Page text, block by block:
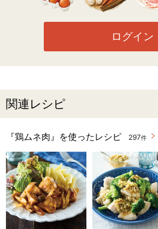
ログイン
関連レシピ
『鶏ムネ肉』を使ったレシピ 297件